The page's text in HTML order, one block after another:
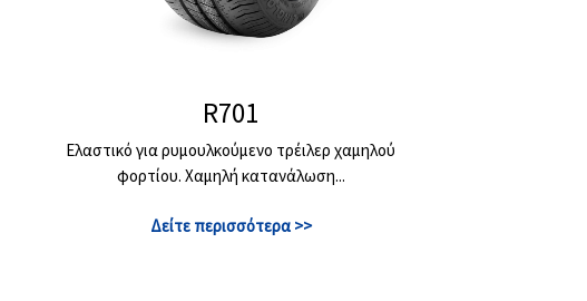
R701
Ελαστικό για ρυμουλκούμενο τρέιλερ χαμηλού
φορτίου. Χαμηλή κατανάλωση...
Δείτε περισσότερα >>